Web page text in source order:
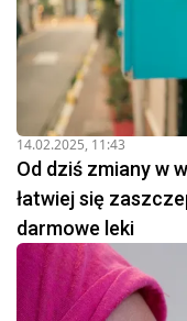
14.02.2025, 11:43
Od dziś zmiany w
łatwiej się
darmowe leki